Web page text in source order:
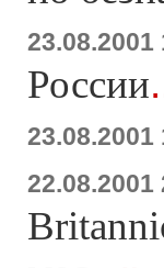
23.08.2001
России
23.08.2001
22.08.2001